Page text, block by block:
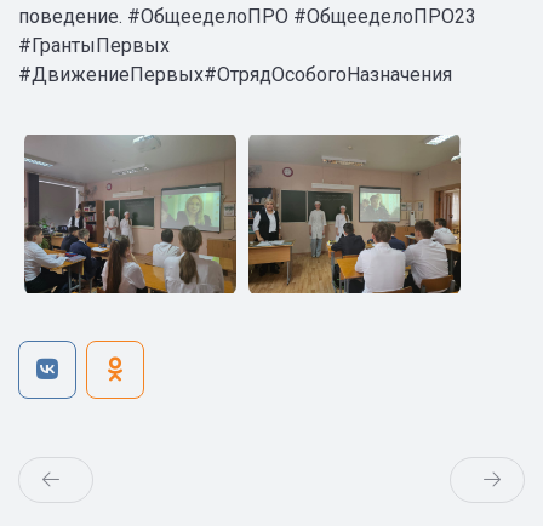
поведение. #ОбщееделоПРО #ОбщееделоПРО23
#ГрантыПервых
#ДвижениеПервых#ОтрядОсобогоНазначения